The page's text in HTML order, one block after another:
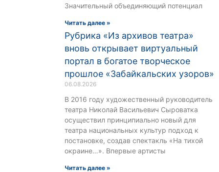
Значительный объединяющий потенциал
Читать далее »
Рубрика «Из архивов театра»
вновь открывает виртуальный
портал в богатое творческое
прошлое «Забайкальских узоров»
06.08.2026
В 2016 году художественный руководитель
театра Николай Васильевич Сыроватка
осуществил принципиально новый для
театра национальных культур подход к
постановке, создав спектакль «На тихой
окраине…». Впервые артисты
Читать далее »